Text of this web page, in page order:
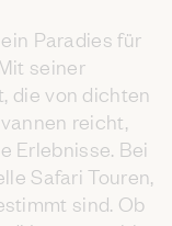
Paradies für
seiner
die von dichten
reicht,
Erlebnisse. Bei
Safari Touren,
sind. Ob